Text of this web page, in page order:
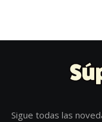
Sigue todas las